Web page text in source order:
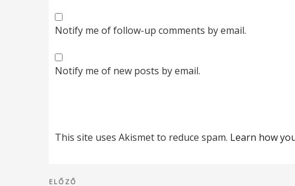
Notify me of follow-up comments by email.
Notify me of new posts by email.
This site uses Akismet to reduce spam. Learn how
Bejegyzés
Korábbi
ELŐZŐ